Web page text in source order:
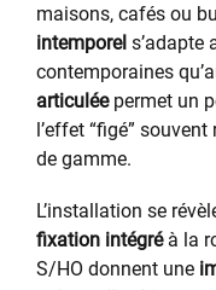
maisons, cafés ou
intemporel s’adapte
contemporaines
articuléepermet un
l’effet “figé”
de gamme.
L’installation se
fixation intégréà la
S/HO donnent une